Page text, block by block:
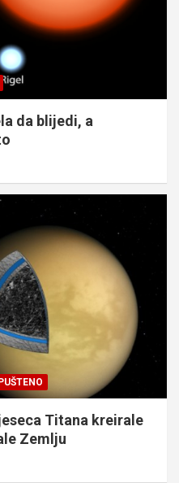
da blijedi, a
Titana kreirale
Zemlju